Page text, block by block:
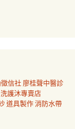
信社 廖桂聲中醫診
護沐專賣店
道具製作消防水帶